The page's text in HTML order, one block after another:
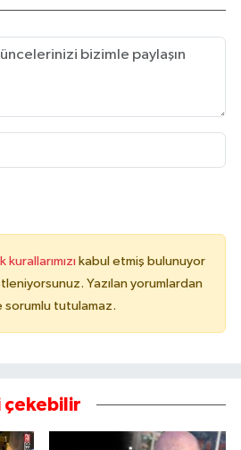
kurallarımızı kabul etmiş bulunuyor
Yazılan yorumlardan
sorumlu tutulamaz.
çekebilir